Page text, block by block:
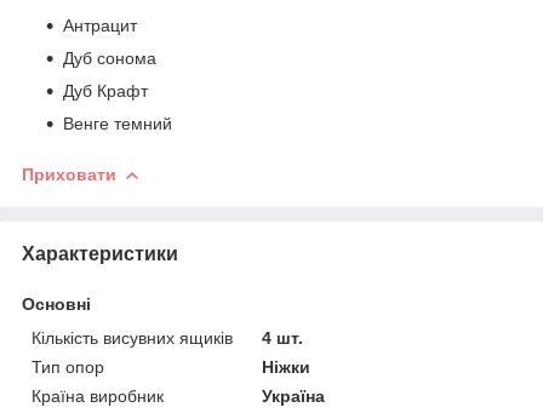
Антрацит
Дуб сонома
Дуб Крафт
Венге темний
Приховати
Характеристики
Основні
Кількість висувних ящиків
4 шт.
Тип опор
Ніжки
Країна виробник
Україна